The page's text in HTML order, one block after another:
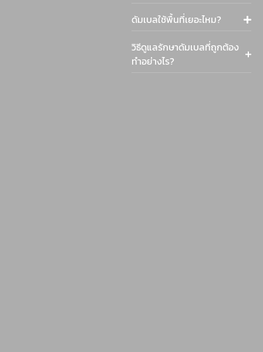
ดัมเบลใช้พื้นที่เยอะไหม?
วิธีดูแลรักษาดัมเบลที่ถูกต้อง
ทำอย่างไร?